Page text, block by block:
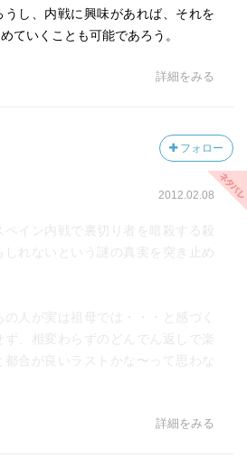
し、内戦に興味があれば、それを
ていくことも可能であろう。
詳細をみる
フォロー
2012.02.08
イン内戦で裏切り者を暗殺する殺
しれないという謎の真実を突き止め
人が実は祖母では・・・と感づく
、相変わらずのどんでん返しで楽
合が良いラストかな〜って思わな
詳細をみる